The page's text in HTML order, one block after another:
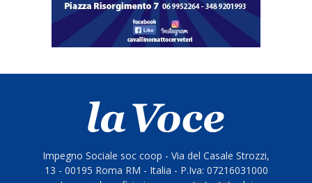
Impegno Sociale soc coop - Via del Casale Strozzi,
13 - 00195 Roma RM - Italia - P.Iva: 07216031000